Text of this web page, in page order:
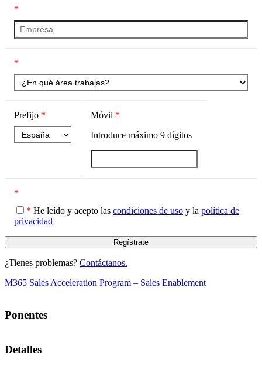
*
*
Prefijo * Móvil *
Introduce máximo 9dígitos
*
* He leído y acepto las condiciones de uso y la política de
privacidad
¿Tienes problemas? Contáctanos.
M365 Sales Acceleration Program – Sales Enablement
Ponentes
Detalles